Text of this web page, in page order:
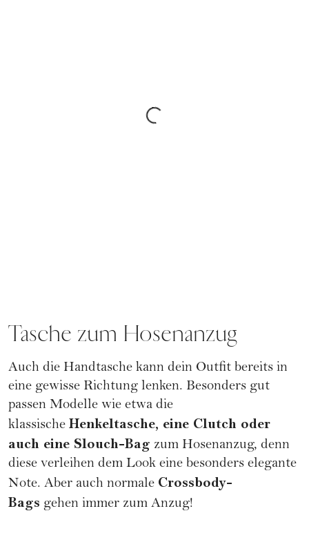
Tasche zum Hosenanzug
Auch die Handtasche kann dein Outfit bereits in
eine gewisse Richtung lenken. Besonders gut
passen Modelle wie etwa die
klassische Henkeltasche, eine Clutch oder
auch eine Slouch-Bag zum Hosenanzug, denn
diese verleihen dem Look eine besonders elegante
Note. Aber auch normale Crossbody-
Bags gehen immer zum Anzug!